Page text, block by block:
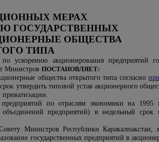
МЕРАХ
ГОСУДАРСТВЕННЫХ
ОБЩЕСТВА
ТИПА
акционирования предприятий
Министров ПОСТАНОВЛЯЕТ:
общества открытого типа согласно
утвердить типовой устав акционерного
приватизации.
по отраслям экономики на 1995
предприятий) в недельный срок
Министров Республики Каракалпакстан,
государственных предприятий в